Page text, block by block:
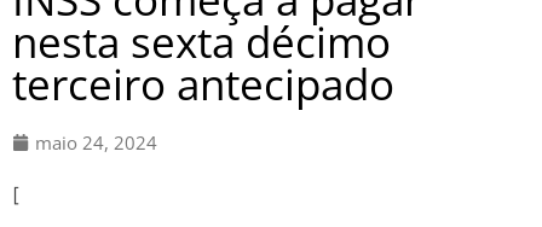
nesta sexta décimo
terceiro antecipado
maio 24, 2024
[